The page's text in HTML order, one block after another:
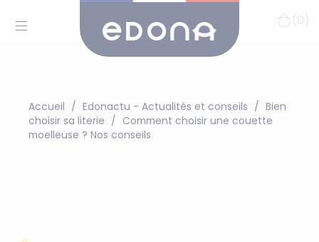
(0)
Accueil Edonactu - Actualités et conseils
Bien
choisir sa literie
Comment choisir une couette
moelleuse ? Nos conseils